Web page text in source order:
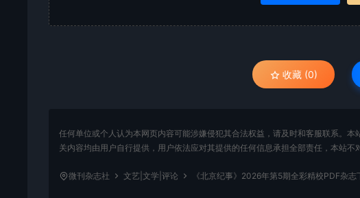
收藏 (0)
任何单位或个人认为本网页内容可能涉嫌侵犯其合法权益，请及时和客服联系。
关内容均由用户自行提供，用户依法应对其提供的任何信息承担全部责任，本站不
微刊杂志社 文艺|文学|评论 《北京纪事》2026年第5期全彩精校PDF杂志